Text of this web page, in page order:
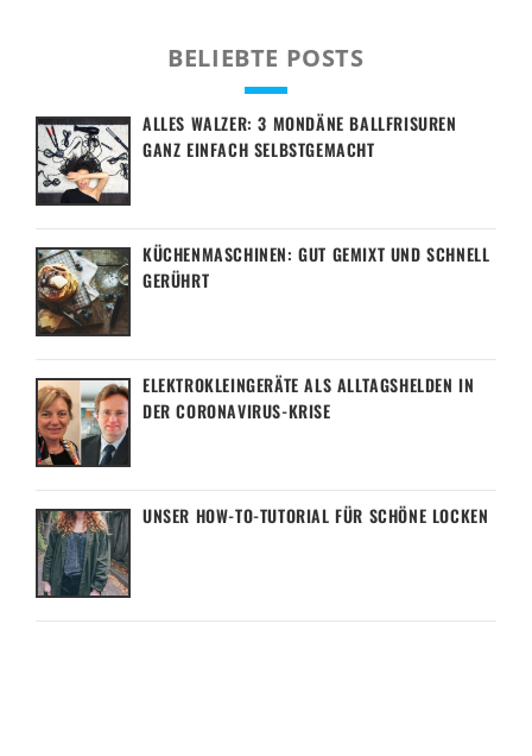
BELIEBTE POSTS
ALLES WALZER: 3 MONDÄNE BALLFRISUREN
GANZ EINFACH SELBSTGEMACHT
KÜCHENMASCHINEN: GUT GEMIXT UND SCHNELL
GERÜHRT
ELEKTROKLEINGERÄTE ALS ALLTAGSHELDEN IN
DER CORONAVIRUS-KRISE
UNSER HOW-TO-TUTORIAL FÜR SCHÖNE LOCKEN